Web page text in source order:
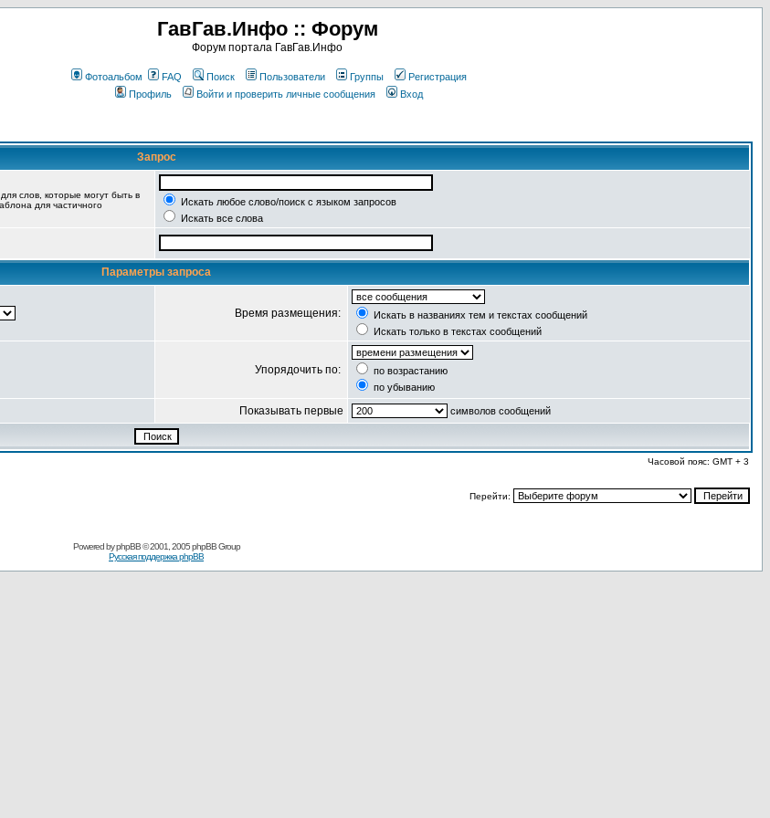
ГавГав.Инфо :: Форум
Форум портала ГавГав.Инфо
Фотоальбом FAQ Поиск Пользователи Группы
Регистрация
Профиль
Войти и проверить личные сообщения Вход
Запрос
для слов, которые могут быть в
для частичного
Искать любое слово/поиск с языком запросов
Искать все слова
Параметры запроса
Время размещения:
Искать в названиях тем и текстах сообщений
Искать только в текстах сообщений
Упорядочить по:
по возрастанию
по убыванию
Показывать первые символов сообщений
Часовой пояс: GMT + 3
Перейти:
Powered byphpBB© 2001, 2005 phpBB Group
Русская поддержка phpBB